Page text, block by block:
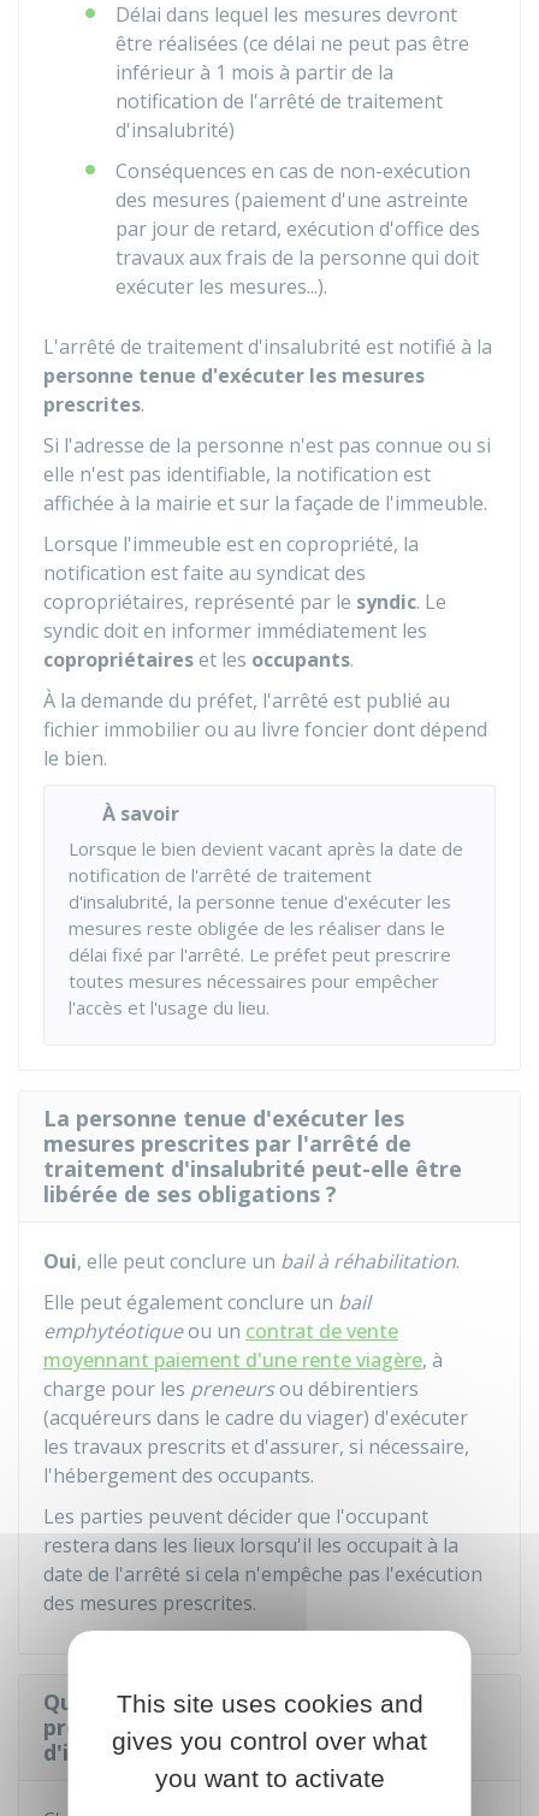
Délai dans lequel les mesures devront
être réalisées (ce délai ne peut pas être
inférieur à 1 mois à partir de la
notification de l'arrêté de traitement
d'insalubrité)
Conséquences en cas de non-exécution
des mesures (paiement d'une astreinte
par jour de retard, exécution d'office des
travaux aux frais de la personne qui doit
exécuter les mesures...).
L'arrêté de traitement d'insalubrité est notifié à la
personne tenue d'exécuter les mesures
prescrites.
Si l'adresse de la personne n'est pas connue ou si
elle n'est pas identifiable, la notification est
affichée à la mairie et sur la façade de l'immeuble.
Lorsque l'immeuble est en copropriété, la
notification est faite au syndicat des
copropriétaires, représenté par le syndic. Le
syndic doit en informer immédiatement les
copropriétaireset les occupants.
À la demande du préfet, l'arrêté est publié au
fichier immobilier ou au livre foncier dont dépend
le bien.
À savoir
Lorsque le bien devient vacant après la date de
notification de l'arrêté de traitement
d'insalubrité, la personne tenue d'exécuter les
mesures reste obligée de les réaliser dans le
délai fixé par l'arrêté. Le préfet peut prescrire
toutes mesures nécessaires pour empêcher
l'accès et l'usage du lieu.
La personne tenue d'exécuter les
mesures prescrites par l'arrêté de
traitement d'insalubrité peut-elle être
libérée de ses obligations ?
Oui, elle peut conclure un bail à réhabilitation.
Elle peut également conclure un bail
emphytéotiqueou un contrat de vente
moyennant paiement d'une rente viagère, à
charge pour les preneursou débirentiers
(acquéreurs dans le cadre du viager) d'exécuter
les travaux prescrits et d'assurer, si nécessaire,
l'hébergement des occupants.
Les parties peuvent décider que l'occupant
restera dans les lieux lorsqu'il les occupait à la
date de l'arrêté si cela n'empêche pas l'exécution
des mesures prescrites.
Qui vérifie l'exécution des mesures
prescrites par l'arrêté de traitement
d'insalubrité ?
This site uses cookies and
gives you control over what
you want to activate